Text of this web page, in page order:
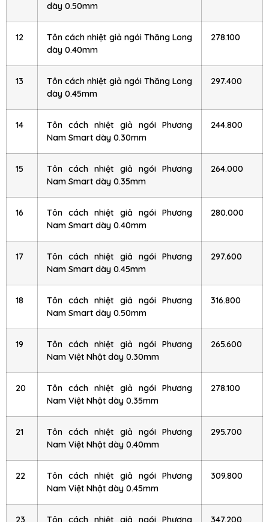
dày 0.50mm
12
Tôn cách nhiệt giả ngói Thăng Long
dày 0.40mm
278.100
13
Tôn cách nhiệt giả ngói Thăng Long
dày 0.45mm
297.400
14
Tôn cách nhiệt giả ngói Phương
Nam Smart dày 0.30mm
244.800
15
Tôn cách nhiệt giả ngói Phương
Nam Smart dày 0.35mm
264.000
16
Tôn cách nhiệt giả ngói Phương
Nam Smart dày 0.40mm
280.000
17
Tôn cách nhiệt giả ngói Phương
Nam Smart dày 0.45mm
297.600
18
Tôn cách nhiệt giả ngói Phương
Nam Smart dày 0.50mm
316.800
19
Tôn cách nhiệt giả ngói Phương
Nam Việt Nhật dày 0.30mm
265.600
20
Tôn cách nhiệt giả ngói Phương
Nam Việt Nhật dày 0.35mm
278.100
21
Tôn cách nhiệt giả ngói Phương
Nam Việt Nhật dày 0.40mm
295.700
22
Tôn cách nhiệt giả ngói Phương
Nam Việt Nhật dày 0.45mm
309.800